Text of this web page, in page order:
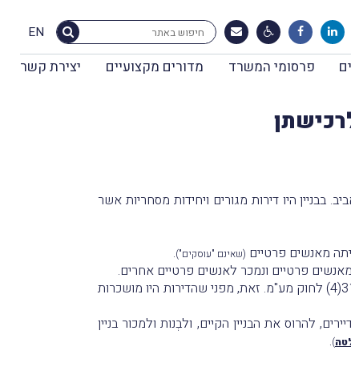
EN
פרסומי המשרד מדורים מקצועיים יצירת קשר
את מרבית הזכויות בבניין המצוי בתל-אביב. בבניין היו דירות מגורים ויחידות מסחריות אשר
מאנשים פרטיים (שאינם "עוסקים").
ונמכר לאנשים פרטיים אחרים.
המערערת לא חולקת על תחולתו העקרונית של סעיף 5(ב) לחוק אך טוענת, כי המכירה פטורה ממע"מ בהתאם להוראות סעיף 31(4) לחוק מע"מ. זאת, מפני שהדירות היו מושכרות
להרוס את הבניין הקיים, ולבְנות ולמכור בניין
)
.